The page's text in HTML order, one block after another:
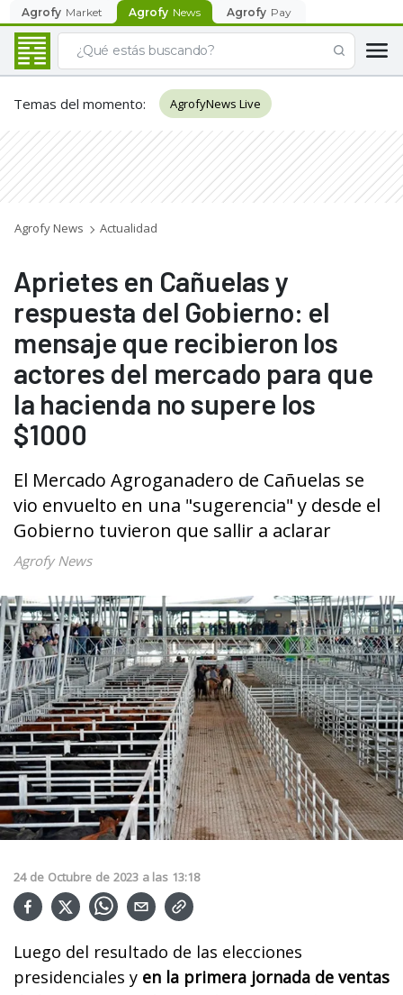
Agrofy Market Agrofy News Agrofy Pay
Temas del momento: AgrofyNews Live
Agrofy News Actualidad
Aprietes en Cañuelas y
respuesta del Gobierno: el
mensaje que recibieron los
actores del mercado para que
la hacienda no supere los
$1000
El Mercado Agroganadero de Cañuelas se
vio envuelto en una "sugerencia" y desde el
Gobierno tuvieron que sallir a aclarar
Agrofy News
24 de Octubre de 2023 a las 13:18
Luego del resultado de las elecciones
presidenciales y en la primera jornada de ventas